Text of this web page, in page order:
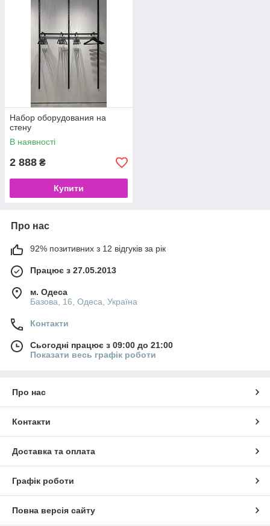
Набор оборудования на
стену
В наявності
2 888 ₴
Купити
Про нас
92% позитивних з 12 відгуків за рік
Працює з 27.05.2013
м. Одеса
Базова, 16, Одеса, Україна
Контакти
Сьогодні працює з 09:00 до 21:00
Показати весь графік роботи
Про нас
Контакти
Доставка та оплата
Графік роботи
Повна версія сайту